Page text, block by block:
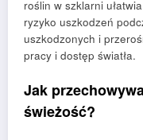
roślin w szklarni
ryzyko uszkodzeń
uszkodzonych i
pracy i dostęp światła.
Jak
świeżość?